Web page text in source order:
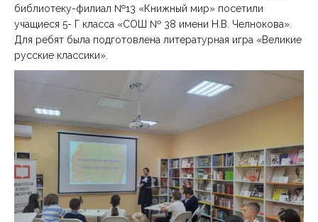
библиотеку-филиал №13 «Книжный мир» посетили
учащиеся 5- Г класса «СОШ № 38 имени Н.В. Челнокова».
Для ребят была подготовлена литературная игра «Великие
русские классики».